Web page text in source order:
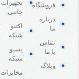
فروشگاه
درباره
ما
تماس
با ما
وبلاگ
تجهیزات
جانبی
اکتیو
شبکه
پسیو
شبکه
مخابرات